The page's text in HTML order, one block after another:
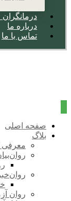
درمانگران
درباره ما
تماس با ما
صفحه اصلی
بلاگ
معرفی
روان‌خبر
روان